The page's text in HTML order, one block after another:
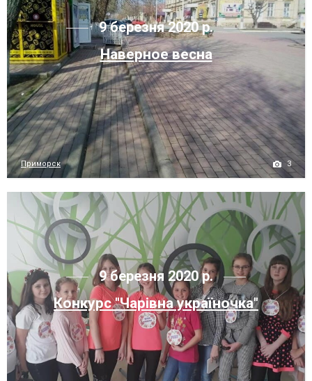
9 березня 2020 р.
Наверное весна
Приморск 3
9 березня 2020 р.
Конкурс "Чарівна україночка"